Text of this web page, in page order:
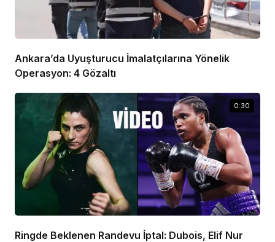
Ankara’da Uyuşturucu İmalatçılarına Yönelik
Operasyon: 4 Gözaltı
0:30
Ringde Beklenen Randevu İptal: Dubois, Elif Nur